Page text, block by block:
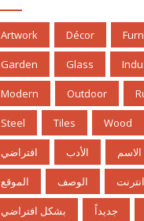
Artwork Décor
Garden Glass
Modern Outdoor
Steel Tiles Wood
افتراضي الأدب الاسم
الموقع الوصف انترنت
بشكل افتراضي جديداً